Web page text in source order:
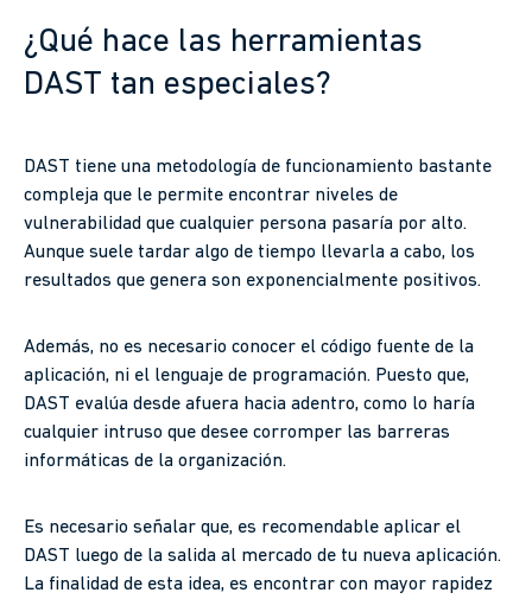
¿Qué hace las herramientas
DAST tan especiales?
DAST tiene una metodología de funcionamiento bastante
compleja que le permite encontrar niveles de
vulnerabilidad que cualquier persona pasaría por alto.
Aunque suele tardar algo de tiempo llevarla a cabo, los
resultados que genera son exponencialmente positivos.
Además, no es necesario conocer el código fuente de la
aplicación, ni el lenguaje de programación. Puesto que,
DAST evalúa desde afuera hacia adentro, como lo haría
cualquier intruso que desee corromper las barreras
informáticas de la organización.
Es necesario señalar que, es recomendable aplicar el
DAST luego de la salida al mercado de tu nueva aplicación.
La finalidad de esta idea, es encontrar con mayor rapidez